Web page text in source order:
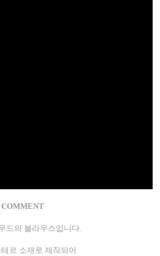
COMMENT
드의 블라우스입니다.
르 소재로 제작되어